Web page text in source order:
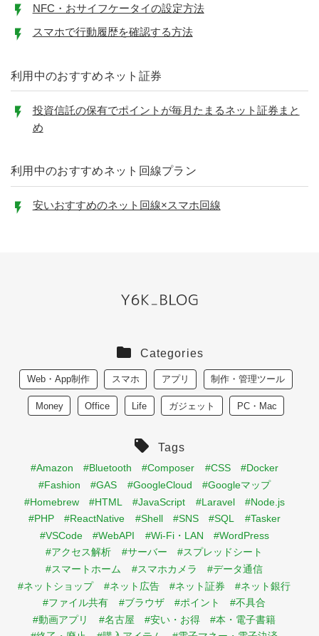
NFC・おサイフケータイの設定方法
スマホで行動履歴を確認する方法
利用中のおすすめネット証券
投資信託の保有でポイントが毎月たまるネット証券まと
め
利用中のおすすめネット回線プラン
安いおすすめのネット回線×スマホ回線
Categories
Web・App制作 スマホ アプリ 制作・管理ツール
Money Office Life ガジェット PC・Mac
Tags
#Amazon #Bluetooth #Composer #CSS
#Docker
#Fashion
#GAS #GoogleCloud
#Googleマップ
#Homebrew
#HTML #JavaScript #Laravel
#Node.js
#PHP
#ReactNative #Shell #SNS #SQL
#Tasker
#VSCode
#WebAPI #Wi-Fi・LAN
#WordPress
#アクセス解析
#サーバー
#スプレッドシート
#スマートホーム
#スマホカメラ
#データ通信
#ネットショップ
#ネット広告 #ネット証券
#ネット銀行
#ファイル共有
#ブラウザ #ポイント
#不具合
#動画アプリ
#名古屋 #安い・お得
#本・電子書籍